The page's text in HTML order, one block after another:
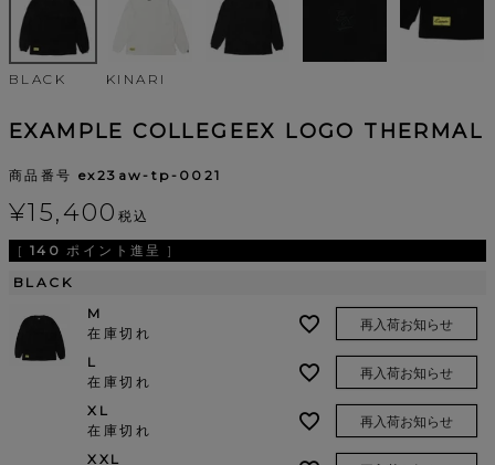
BLACK KINARI
EXAMPLE COLLEGEEX LOGO THERMAL
商品番号 ex23aw-tp-0021
¥15,400 税込
[ 140 ポイント進呈 ]
BLACK
M
在庫切れ
再入荷お知らせ
L
在庫切れ
再入荷お知らせ
XL
在庫切れ
再入荷お知らせ
XXL